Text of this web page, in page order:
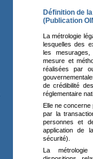
Définition de
(Publication
La métrologie
lesquelles des
les
mesure et
réalisées par
de crédibilité
réglementaire
Elle ne
par la
personnes et
application de
sécurité).
La